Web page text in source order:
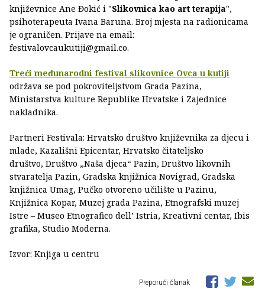
književnice Ane Đokić i "Slikovnica kao art terapija",
psihoterapeuta Ivana Baruna. Broj mjesta na radionicama
je ograničen. Prijave na email:
festivalovcaukutiji@gmail.co.
Treći međunarodni festival slikovnice Ovca u kutiji
održava se pod pokroviteljstvom Grada Pazina,
Ministarstva kulture Republike Hrvatske i Zajednice
nakladnika.
Partneri Festivala: Hrvatsko društvo književnika za djecu i
mlade, Kazališni Epicentar, Hrvatsko čitateljsko
društvo, Društvo „Naša djeca“ Pazin, Društvo likovnih
stvaratelja Pazin, Gradska knjižnica Novigrad, Gradska
knjižnica Umag, Pučko otvoreno učilište u Pazinu,
Knjižnica Kopar, Muzej grada Pazina, Etnografski muzej
Istre – Museo Etnografico dell’ Istria, Kreativni centar, Ibis
grafika, Studio Moderna.
Izvor: Knjiga u centru
Preporuči članak